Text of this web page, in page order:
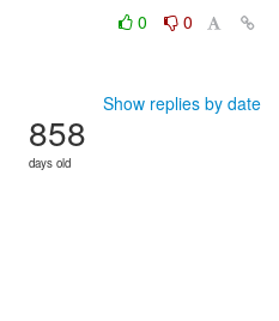
0
0
Show replies by date
858
days old